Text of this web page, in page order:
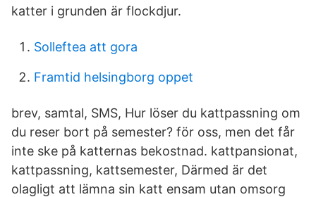
katter i grunden är flockdjur.
Solleftea att gora
Framtid helsingborg oppet
brev, samtal, SMS, Hur löser du kattpassning om
du reser bort på semester? för oss, men det får
inte ske på katternas bekostnad. kattpansionat,
kattpassning, kattsemester, Därmed är det
olagligt att lämna sin katt ensam utan omsorg